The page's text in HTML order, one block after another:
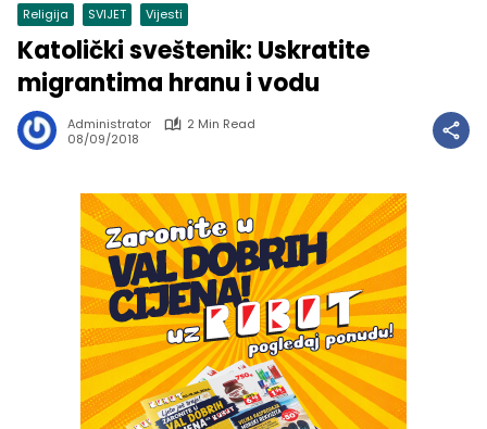
Religija SVIJET Vijesti
Katolički sveštenik: Uskratite
migrantima hranu i vodu
Administrator
2 Min Read
08/09/2018